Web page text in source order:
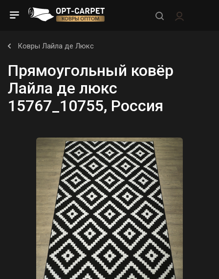
Ковры Лайла де Люкс
Прямоугольный ковёр
Лайла де люкс
15767_10755, Россия